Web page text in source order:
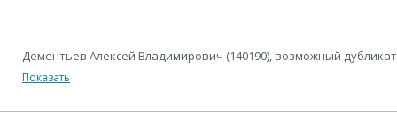
Дементьев Алексей Владимирович (140190), возможный
Показать